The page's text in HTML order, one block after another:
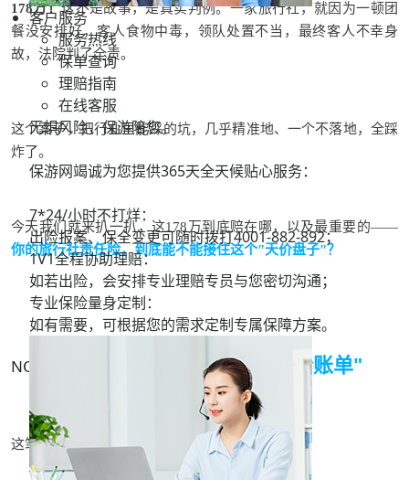
客户服务
服务热线
保单查询
理赔指南
在线客服
无惧风险，保游陪您。
保游网竭诚为您提供365天全天候贴心服务：
7*24/小时不打烊：
出险报案、保全变更可随时拨打4001-882-892；
1V1全程协助理赔：
如若出险，会安排专业理赔专员与您密切沟通；
专业保险量身定制：
如有需要，可根据您的需求定制专属保障方案。
178万！这不是故事，是真实判例。一家旅行社，就因为一顿团
餐没安排好，客人食物中毒，领队处置不当，最终客人不幸身
故，法院判了全责。
这个案子，把行业里能踩的坑，几乎精准地、一个不落地，全踩
炸了。
今天我们就来扒一扒，这178万到底赔在哪，以及最重要的——
你的旅行社责任险，到底能不能接住这个"天价盘子"？
NO.1 看清这张"天价账单"
这笔钱的构成，是一份生动的"风险地图"：